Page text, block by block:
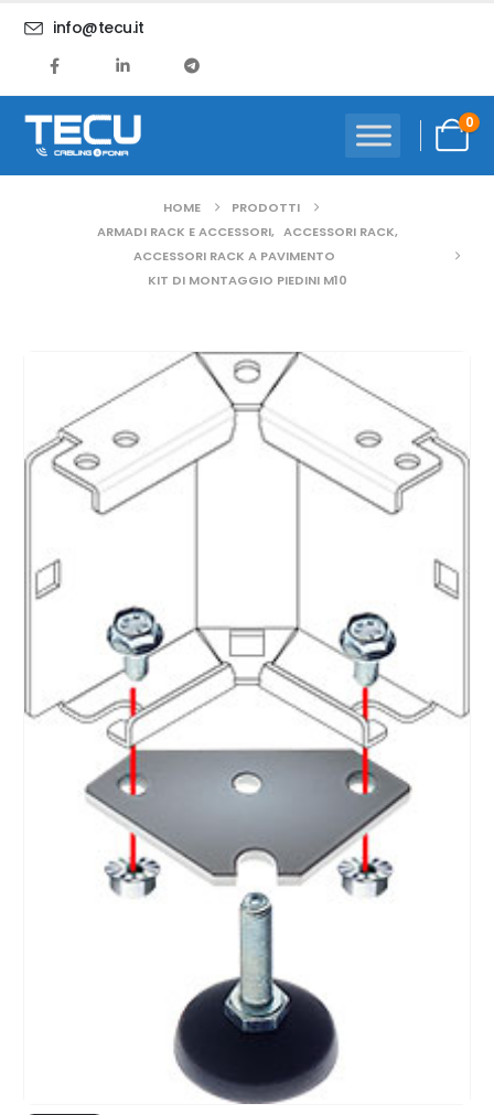
info@tecu.it
0
HOME
PRODOTTI
ARMADI RACK E ACCESSORI, ACCESSORI RACK,
ACCESSORI RACK A PAVIMENTO
KIT DI MONTAGGIO PIEDINI M10